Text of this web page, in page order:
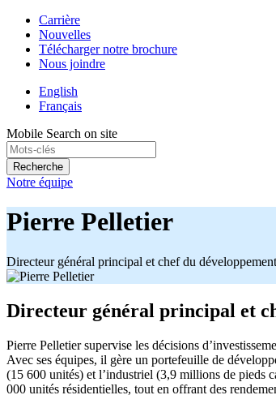
Carrière
Nouvelles
Télécharger notre brochure
Nous joindre
English
Français
Mobile Search on site
Recherche
Notre équipe
Pierre Pelletier
Directeur général principal et chef du
Directeur général principal et
Pierre Pelletier supervise les décisions
Avec ses équipes, il gère un portefeuille de
(15 600 unités) et l’industriel (3,9 millions de pieds
000 unités résidentielles, tout en offrant des